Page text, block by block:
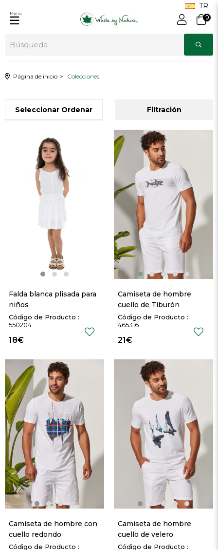
0
Menu
Página de inicio Colecciones
Filtración
Clasificación
Falda blanca plisada para
niños
550204
18€
Camiseta de hombre
cuello de Tiburón
465316
21€
Camiseta de hombre con
cuello redondo
Camiseta de hombre
cuello de velero